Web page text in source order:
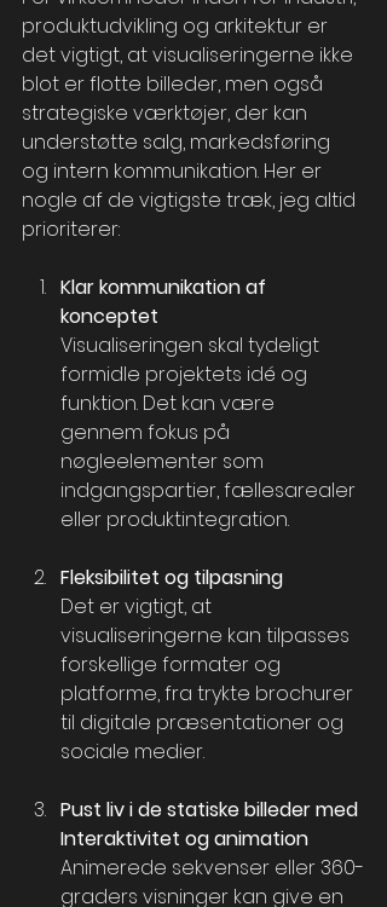
produktudvikling og arkitektur er
det vigtigt, at visualiseringerne ikke
blot er flotte billeder, men også
strategiske værktøjer, der kan
understøtte salg, markedsføring
og intern kommunikation. Her er
nogle af de vigtigste træk, jeg altid
prioriterer:
Klar kommunikation af
konceptet
Visualiseringen skal tydeligt
formidle projektets idé og
funktion. Det kan være
gennem fokus på
nøgleelementer som
indgangspartier, fællesarealer
eller produktintegration.
Fleksibilitet og tilpasning
Det er vigtigt, at
visualiseringerne kan tilpasses
forskellige formater og
platforme, fra trykte brochurer
til digitale præsentationer og
sociale medier.
Pust liv i de statiske billeder med
Interaktivitet og animation
Animerede sekvenser eller 360-
graders visninger kan give en